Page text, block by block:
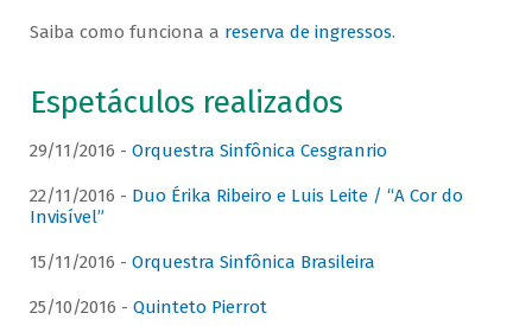
Saiba como funciona a reserva de ingressos.
Espetáculos realizados
29/11/2016 - Orquestra Sinfônica Cesgranrio
22/11/2016 - Duo Érika Ribeiro e Luis Leite / “A Cor do
Invisível”
15/11/2016 - Orquestra Sinfônica Brasileira
25/10/2016 - Quinteto Pierrot